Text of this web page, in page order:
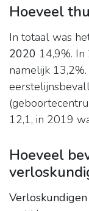
Hoeveel
In totaal was
2020 14,9%.
namelijk
12,1, in 2019
Hoeveel
Verloskundigen